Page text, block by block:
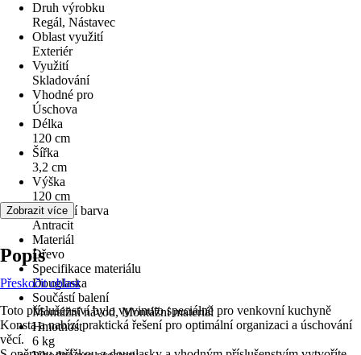
Druh výrobku
Regál, Nástavec
Oblast využití
Exteriér
Využití
Skladování
Vhodné pro
Úschova
Délka
120 cm
Šířka
3,2 cm
Výška
120 cm
Základní barva
Antracit
Materiál
Dřevo
Specifikace materiálu
Douglaska
Součástí balení
Montážní návod, Montážní materiál
Hmotnost
6 kg
Zobrazit více
Popis
Přeskočit oblast
Toto příslušenství bylo vyvinuto speciálně pro venkovní kuchyně
Konsta a nabízí praktická řešení pro optimální organizaci a úschování
věcí.